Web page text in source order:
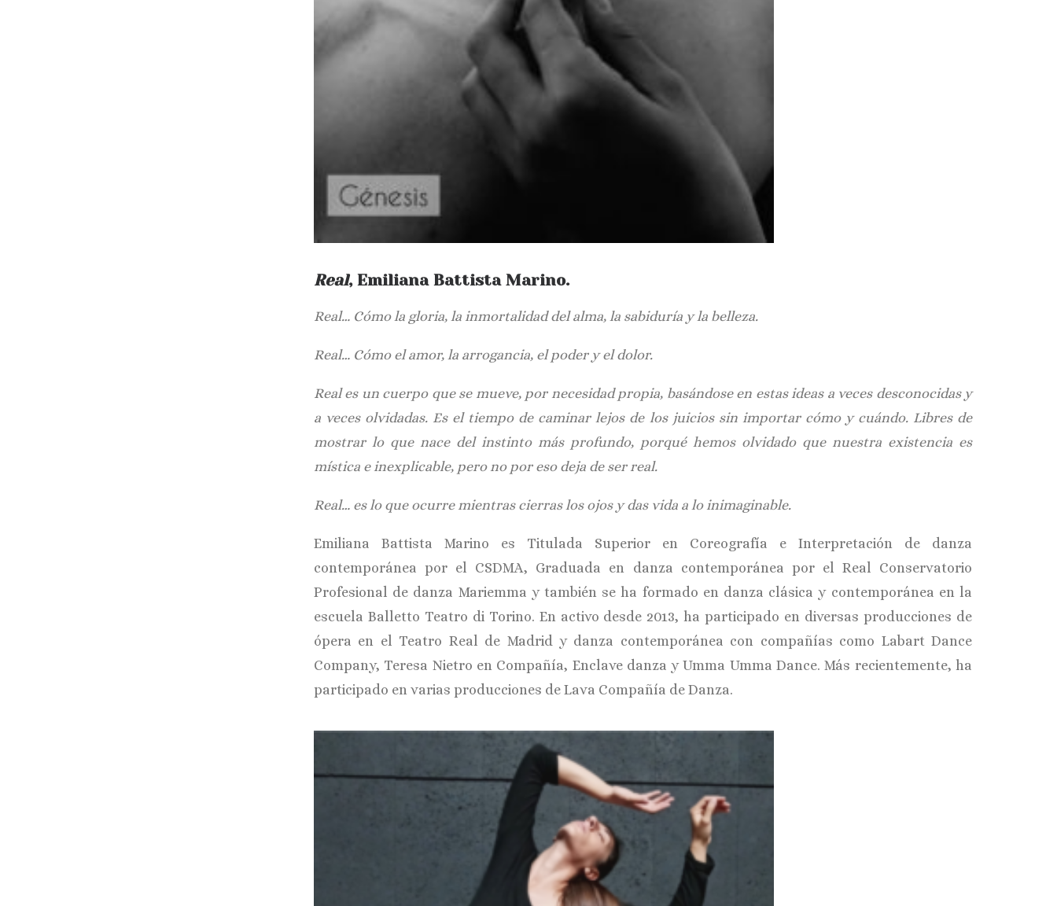
Real, Emiliana Battista Marino.
Real… Cómo la gloria, la inmortalidad del alma, la sabiduría y la belleza.
Real… Cómo el amor, la arrogancia, el poder y el dolor.
Real es un cuerpo que se mueve, por necesidad propia, basándose en estas ideas a veces desconocidas y
a veces olvidadas. Es el tiempo de caminar lejos de los juicios sin importar cómo y cuándo. Libres de
mostrar lo que nace del instinto más profundo, porqué hemos olvidado que nuestra existencia es
mística e inexplicable, pero no por eso deja de ser real.
Real… es lo que ocurre mientras cierras los ojos y das vida a lo inimaginable.
Emiliana Battista Marino es Titulada Superior en Coreografía e Interpretación de danza
contemporánea por el CSDMA, Graduada en danza contemporánea por el Real Conservatorio
Profesional de danza Mariemma y también se ha formado en danza clásica y contemporánea en la
escuela Balletto Teatro di Torino. En activo desde 2013, ha participado en diversas producciones de
ópera en el Teatro Real de Madrid y danza contemporánea con compañías como Labart Dance
Company, Teresa Nietro en Compañía, Enclave danza y Umma Umma Dance. Más recientemente, ha
participado en varias producciones de Lava Compañía de Danza.